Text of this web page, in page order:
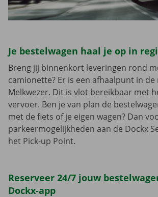
Je bestelwagen haal je op in
Breng jij binnenkort leveringen rond
camionette? Er is een afhaalpunt in de
Melkwezer. Dit is vlot bereikbaar met
vervoer. Ben je van plan de
met de fiets of je eigen wagen? Dan
parkeermogelijkheden aan de Dockx
het Pick-up Point.
Reserveer 24/7 jouw
Dockx-app